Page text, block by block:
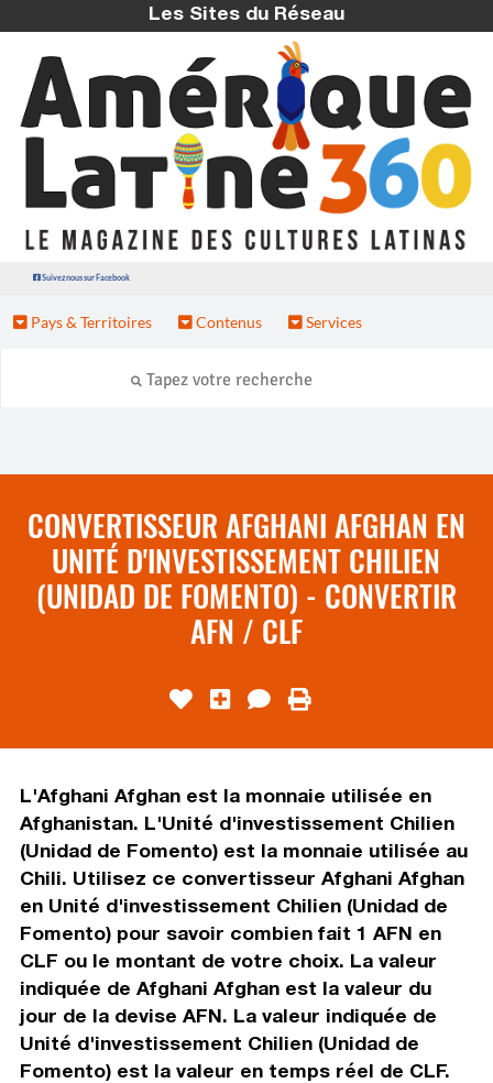
Les Sites du Réseau
Suivez nous sur Facebook
Pays & Territoires Contenus Services
CONVERTISSEUR AFGHANI AFGHAN EN
UNITÉ D'INVESTISSEMENT CHILIEN
(UNIDAD DE FOMENTO) - CONVERTIR
AFN / CLF
L'Afghani Afghan est la monnaie utilisée en
Afghanistan. L'Unité d'investissement Chilien
(Unidad de Fomento) est la monnaie utilisée au
Chili. Utilisez ce convertisseur Afghani Afghan
en Unité d'investissement Chilien (Unidad de
Fomento) pour savoir combien fait 1 AFN en
CLF ou le montant de votre choix. La valeur
indiquée de Afghani Afghan est la valeur du
jour de la devise AFN. La valeur indiquée de
Unité d'investissement Chilien (Unidad de
Fomento) est la valeur en temps réel de CLF.